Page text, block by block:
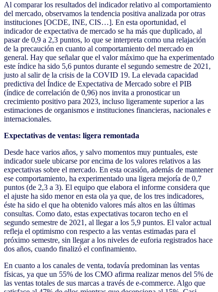
Al comparar los resultados del indicador relativo al comportamiento
del mercado, observamos la tendencia positiva analizada por otras
instituciones [OCDE, INE, CIS…]. En esta oportunidad, el
indicador de expectativa de mercado se ha más que duplicado, al
pasar de 0,9 a 2,3 puntos, lo que se interpreta como una relajación
de la precaución en cuanto al comportamiento del mercado en
general. Hay que señalar que el valor máximo que ha experimentado
este índice ha sido 5,6 puntos durante el segundo semestre de 2021,
justo al salir de la crisis de la COVID 19. La elevada capacidad
predictiva del Índice de Expectativa de Mercado sobre el PIB
(índice de correlación de 0,96) nos invita a pronosticar un
crecimiento positivo para 2023, incluso ligeramente superior a las
estimaciones de organismos e instituciones financieras, nacionales e
internacionales.
Expectativas de ventas: ligera remontada
Desde hace varios años, y salvo momentos muy puntuales, este
indicador suele ubicarse por encima de los valores relativos a las
expectativas sobre el mercado. En esta ocasión, además de mantener
ese comportamiento, ha experimentado una ligera mejoría de 0,7
puntos (de 2,3 a 3). El equipo que elabora el informe considera que
el ajuste ha sido menor en esta ola ya que, de los tres indicadores,
éste ha sido el que ha obtenido valores más altos en las últimas
consultas. Como dato, estas expectativas tocaron techo en el
segundo semestre de 2021, al llegar a los 5,9 puntos. El valor actual
refleja el optimismo con respecto a las ventas estimadas para el
próximo semestre, sin llegar a los niveles de euforia registrados hace
dos años, cuando finalizó el confinamiento.
En cuanto a los canales de venta, todavía predominan las ventas
físicas, ya que un 55% de los CMO afirma realizar menos del 5% de
las ventas totales de sus marcas a través de e-commerce. Algo que